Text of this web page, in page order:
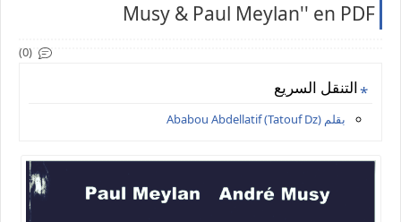
Musy & Paul Meylan'' en PDF
(0)
التنقل السريع
بقلم Ababou Abdellatif (Tatouf Dz)